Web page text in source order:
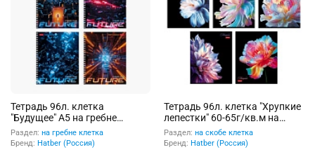
Тетрадь 96л. клетка
"Будущее" А5 на гребне
многоцветный срез
перфорация на отрыв
Раздел: на гребне клетка
Бренд: Hatber (Россия)
Тетрадь 96л. клетка "Хрупкие
лепестки" 60-65г/кв.м на
скобе Обл. мел.картон
ламинация Софт тач
Раздел: на скобе клетка
Бренд: Hatber (Россия)